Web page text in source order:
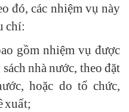
đó, các nhiệm vụ này
chí:
gồm nhiệm vụ được
nhà nước, theo đặt
hoặc do tổ chức,
xuất;